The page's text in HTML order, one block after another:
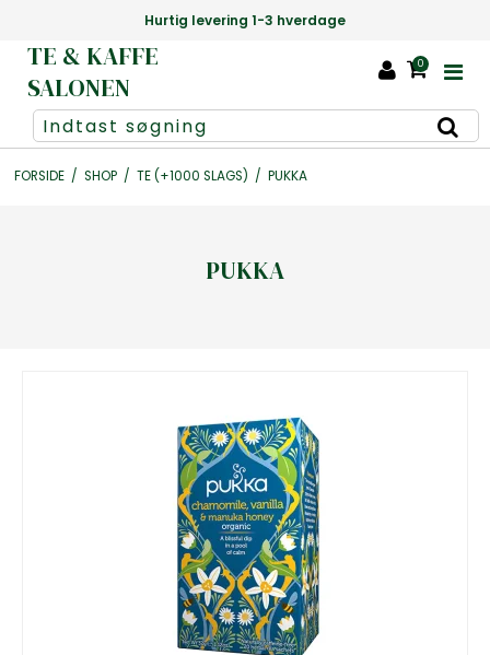
Hurtig levering 1-3 hverdage
TE & KAFFE
SALONEN
0
FORSIDE / SHOP / TE (+1000 SLAGS) / PUKKA
PUKKA